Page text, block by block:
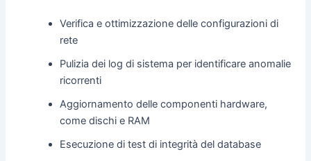
Verifica e ottimizzazione delle configurazioni di
rete
Pulizia dei log di sistema per identificare anomalie
ricorrenti
Aggiornamento delle componenti hardware,
come dischi e RAM
Esecuzione di test di integrità del database